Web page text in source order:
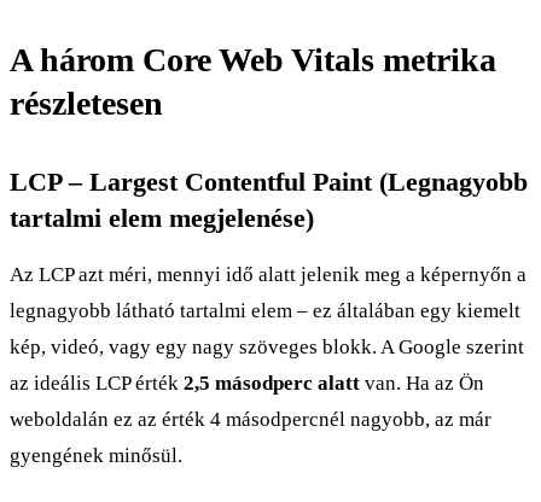
A három Core Web Vitals metrika
részletesen
LCP – Largest Contentful Paint (Legnagyobb
tartalmi elem megjelenése)
Az LCP azt méri, mennyi idő alatt jelenik meg a képernyőn a
legnagyobb látható tartalmi elem – ez általában egy kiemelt
kép, videó, vagy egy nagy szöveges blokk. A Google szerint
az ideális LCP érték 2,5 másodperc alatt van. Ha az Ön
weboldalán ez az érték 4 másodpercnél nagyobb, az már
gyengének minősül.